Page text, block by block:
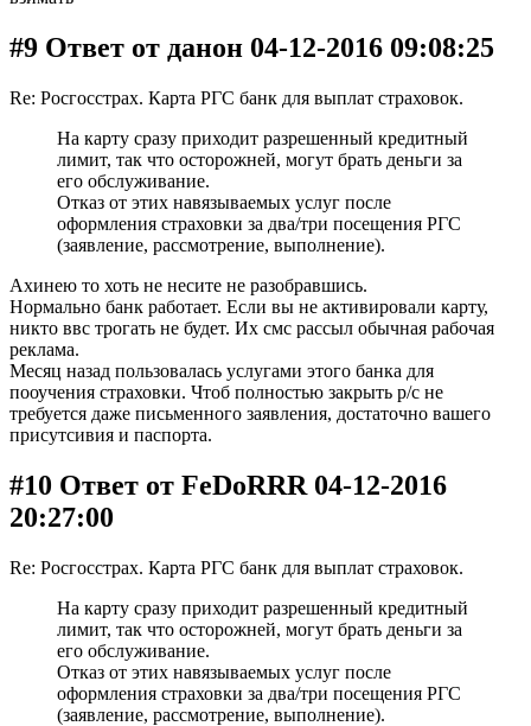
#9 Ответ от данон 04-12-2016 09:08:25
Re: Росгосстрах. Карта РГС банк для выплат страховок.
На карту сразу приходит разрешенный кредитный
лимит, так что осторожней, могут брать деньги за
его обслуживание.
Отказ от этих навязываемых услуг после
оформления страховки за два/три посещения РГС
(заявление, рассмотрение, выполнение).
Ахинею то хоть не несите не разобравшись.
Нормально банк работает. Если вы не активировали карту,
никто ввс трогать не будет. Их смс рассыл обычная рабочая
реклама.
Месяц назад пользовалась услугами этого банка для
пооучения страховки. Чтоб полностью закрыть р/с не
требуется даже письменного заявления, достаточно вашего
присутсивия и паспорта.
#10 Ответ от FeDoRRR 04-12-2016
20:27:00
Re: Росгосстрах. Карта РГС банк для выплат страховок.
На карту сразу приходит разрешенный кредитный
лимит, так что осторожней, могут брать деньги за
его обслуживание.
Отказ от этих навязываемых услуг после
оформления страховки за два/три посещения РГС
(заявление, рассмотрение, выполнение).